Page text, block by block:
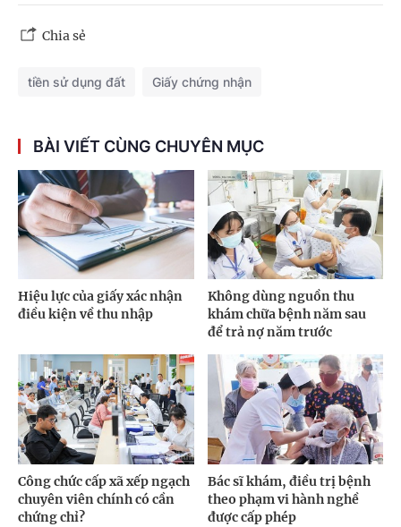
Chia sẻ
tiền sử dụng đất Giấy chứng nhận
BÀI VIẾT CÙNG CHUYÊN MỤC
Hiệu lực của giấy xác nhận
điều kiện về thu nhập
Không dùng nguồn thu
khám chữa bệnh năm sau
để trả nợ năm trước
Công chức cấp xã xếp ngạch
chuyên viên chính có cần
chứng chỉ?
Bác sĩ khám, điều trị bệnh
theo phạm vi hành nghề
được cấp phép